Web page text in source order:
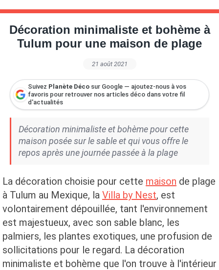
Décoration minimaliste et bohème à
Tulum pour une maison de plage
21 août 2021
Suivez Planète Déco sur Google — ajoutez-nous à vos
favoris pour retrouver nos articles déco dans votre fil
d'actualités
Décoration minimaliste et bohème pour cette
maison posée sur le sable et qui vous offre le
repos après une journée passée à la plage
La décoration choisie pour cette maison de plage
à Tulum au Mexique, la Villa by Nest, est
volontairement dépouillée, tant l'environnement
est majestueux, avec son sable blanc, les
palmiers, les plantes exotiques, une profusion de
sollicitations pour le regard. La décoration
minimaliste et bohème que l'on trouve à l'intérieur